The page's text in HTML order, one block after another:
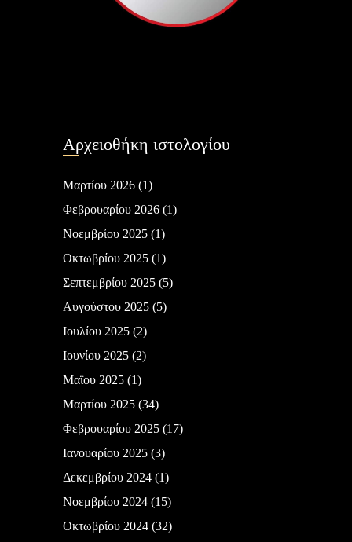
Αρχειοθήκη ιστολογίου
Μαρτίου 2026(1)
Φεβρουαρίου 2026(1)
Νοεμβρίου 2025(1)
Οκτωβρίου 2025(1)
Σεπτεμβρίου 2025(5)
Αυγούστου 2025(5)
Ιουλίου 2025(2)
Ιουνίου 2025(2)
Μαΐου 2025(1)
Μαρτίου 2025(34)
Φεβρουαρίου 2025(17)
Ιανουαρίου 2025(3)
Δεκεμβρίου 2024(1)
Νοεμβρίου 2024(15)
Οκτωβρίου 2024(32)